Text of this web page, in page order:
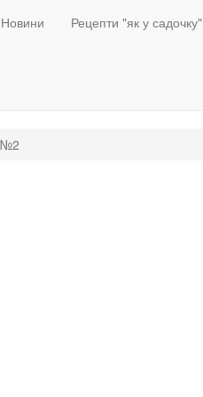
Новини Рецепти "як у садочку"
№2